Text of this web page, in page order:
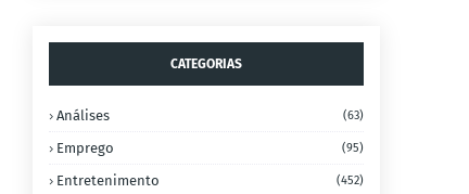
CATEGORIAS
Análises (63)
Emprego (95)
Entretenimento (452)